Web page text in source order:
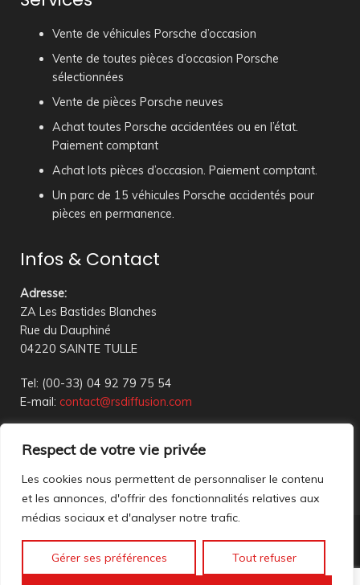
Respect de votre vie privée
Les cookies nous permettent de personnaliser le contenu
et les annonces, d'offrir des fonctionnalités relatives aux
médias sociaux et d'analyser notre trafic.
Gérer ses préférences Tout refuser
Vente de véhicules Porsche d’occasion
Vente de toutes pièces d’occasion Porsche
sélectionnées
Vente de pièces Porsche neuves
Achat toutes Porsche accidentées ou en l’état.
Paiement comptant
Achat lots pièces d’occasion. Paiement comptant.
Un parc de 15 véhicules Porsche accidentés pour
pièces en permanence.
Infos & Contact
Adresse:
ZA Les Bastides Blanches
Rue du Dauphiné
04220 SAINTE TULLE
Tel: (00-33) 04 92 79 75 54
E-mail: contact@rsdiffusion.com
18h00
Réception en magasin sur rendez-vous uniquement
Nous contacter
Mentions légales